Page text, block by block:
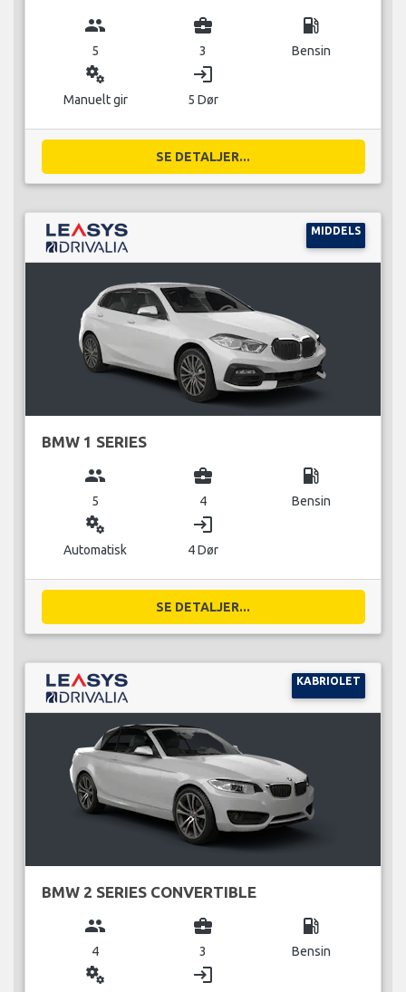
group
5
business_center
3
local_gas_station
Bensin
miscellaneous_services
Manuelt gir
login
5 Dør
SE DETALJER...
MIDDELS
BMW 1 SERIES
group
5
business_center
4
local_gas_station
Bensin
miscellaneous_services
Automatisk
login
4 Dør
SE DETALJER...
KABRIOLET
BMW 2 SERIES CONVERTIBLE
group
4
business_center
3
local_gas_station
Bensin
miscellaneous_services login